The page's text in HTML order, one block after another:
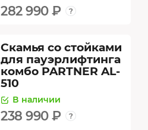
282 990 ₽
Скамья со стойками
для пауэрлифтинга
комбо PARTNER AL-
510
В наличии
238 990 ₽